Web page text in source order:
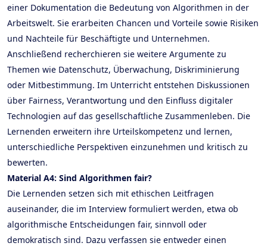
einer Dokumentation die Bedeutung von Algorithmen in der
Arbeitswelt. Sie erarbeiten Chancen und Vorteile sowie Risiken
und Nachteile für Beschäftigte und Unternehmen.
Anschließend recherchieren sie weitere Argumente zu
Themen wie Datenschutz, Überwachung, Diskriminierung
oder Mitbestimmung. Im Unterricht entstehen Diskussionen
über Fairness, Verantwortung und den Einfluss digitaler
Technologien auf das gesellschaftliche Zusammenleben. Die
Lernenden erweitern ihre Urteilskompetenz und lernen,
unterschiedliche Perspektiven einzunehmen und kritisch zu
bewerten.
Material A4: Sind Algorithmen fair?
Die Lernenden setzen sich mit ethischen Leitfragen
auseinander, die im Interview formuliert werden, etwa ob
algorithmische Entscheidungen fair, sinnvoll oder
demokratisch sind. Dazu verfassen sie entweder einen